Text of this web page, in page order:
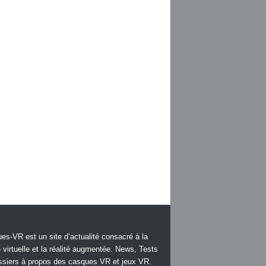
VR est un site d’actualité consacré à la
virtuelle et la réalité augmentée. News, Tests
à propos des casques VR et jeux VR.